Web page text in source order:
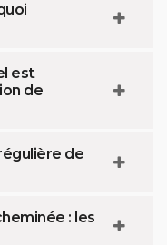
est
de
de
: les